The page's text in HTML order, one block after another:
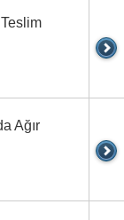
Ağır